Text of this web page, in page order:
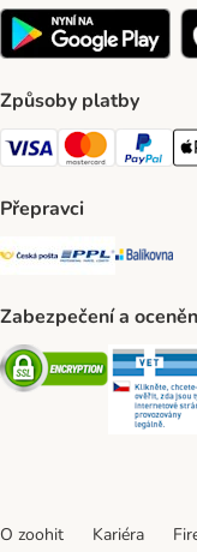
Způsoby platby
Visa Payment Method
MastercardPayPal
Přepravci
Česká pošta
PPL
Zabezpečení a
Security
O zoohit Kariéra